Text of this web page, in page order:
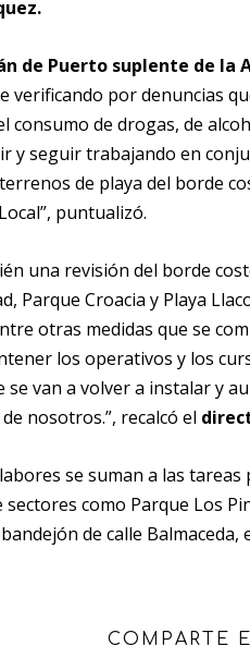
de Puerto suplente de la
verificando por denuncias
consumo de drogas, de
seguir trabajando en
de playa del borde
puntualizó.
una revisión del borde
Parque Croacia y Playa
otras medidas que se
los operativos y los
van a volver a instalar y
nosotros.”, recalcó el
se suman a las
como Parque Los
de calle
COMPARTE